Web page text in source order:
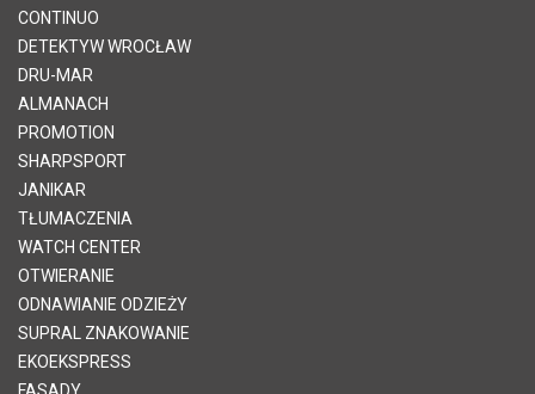
CONTINUO
DETEKTYW WROCŁAW
DRU-MAR
ALMANACH
PROMOTION
SHARPSPORT
JANIKAR
TŁUMACZENIA
WATCH CENTER
OTWIERANIE
ODNAWIANIE ODZIEŻY
SUPRAL ZNAKOWANIE
EKOEKSPRESS
FASADY